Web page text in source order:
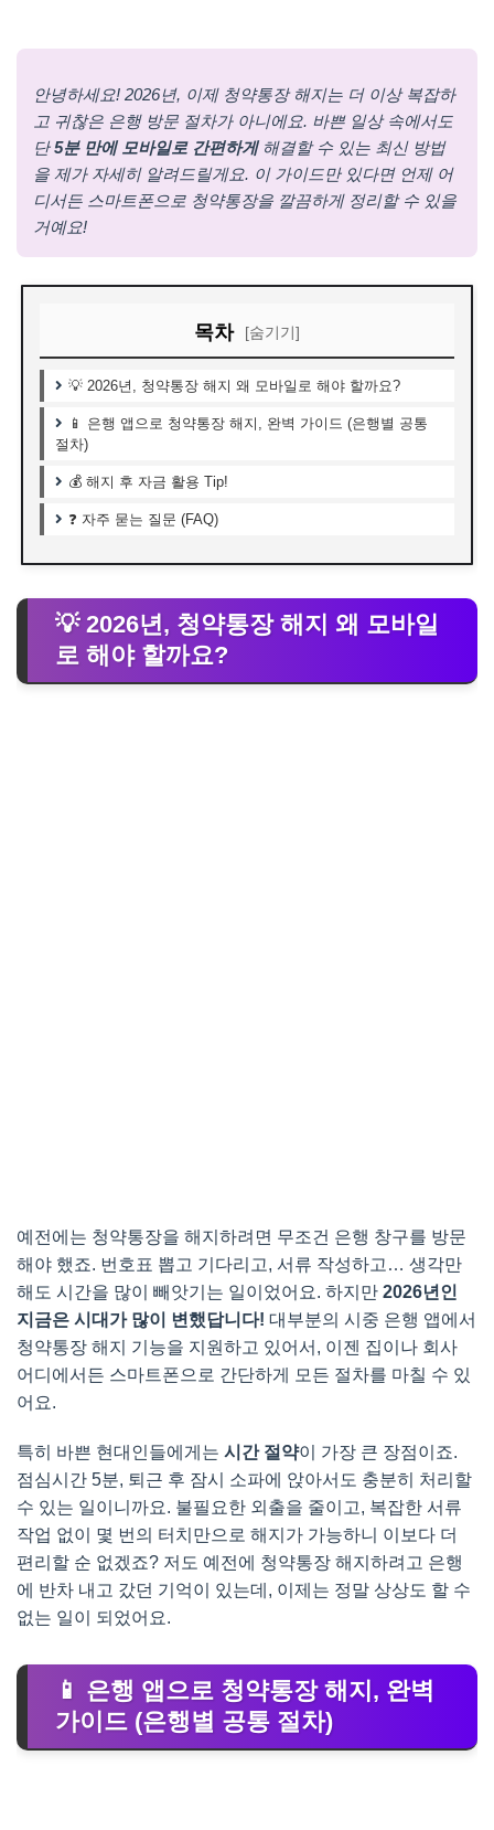
안녕하세요! 2026년, 이제 청약통장 해지는 더 이상 복잡하
고 귀찮은 은행 방문 절차가 아니에요. 바쁜 일상 속에서도
단5분 만에 모바일로 간편하게해결할 수 있는 최신 방법
을 제가 자세히 알려드릴게요. 이 가이드만 있다면 언제 어
디서든 스마트폰으로 청약통장을 깔끔하게 정리할 수 있을
거예요!
목차 [숨기기]
💡 2026년, 청약통장 해지 왜 모바일로 해야 할까요?
📱 은행 앱으로 청약통장 해지, 완벽 가이드 (은행별 공통
절차)
💰 해지 후 자금 활용 Tip!
❓ 자주 묻는 질문 (FAQ)
💡 2026년, 청약통장 해지 왜 모바일
로 해야 할까요?
예전에는 청약통장을 해지하려면 무조건 은행 창구를 방문
해야 했죠. 번호표 뽑고 기다리고, 서류 작성하고… 생각만
해도 시간을 많이 빼앗기는 일이었어요. 하지만 2026년인
지금은 시대가 많이 변했답니다! 대부분의 시중 은행 앱에서
청약통장 해지 기능을 지원하고 있어서, 이젠 집이나 회사
어디에서든 스마트폰으로 간단하게 모든 절차를 마칠 수 있
어요.
특히 바쁜 현대인들에게는 시간 절약이 가장 큰 장점이죠.
점심시간 5분, 퇴근 후 잠시 소파에 앉아서도 충분히 처리할
수 있는 일이니까요. 불필요한 외출을 줄이고, 복잡한 서류
작업 없이 몇 번의 터치만으로 해지가 가능하니 이보다 더
편리할 순 없겠죠? 저도 예전에 청약통장 해지하려고 은행
에 반차 내고 갔던 기억이 있는데, 이제는 정말 상상도 할 수
없는 일이 되었어요.
📱 은행 앱으로 청약통장 해지, 완벽
가이드 (은행별 공통 절차)